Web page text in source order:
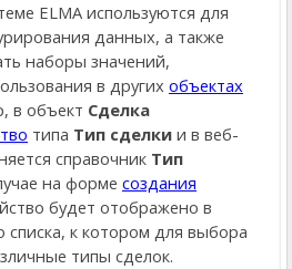
ELMA используются для
данных, а также
наборы значений,
в других объектах
в объект Сделка
типа Тип сделки и в веб-
справочник Тип
на форме создания
будет отображено в
к котором для выбора
типы сделок.